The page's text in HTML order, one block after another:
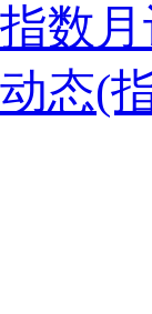
数
态(